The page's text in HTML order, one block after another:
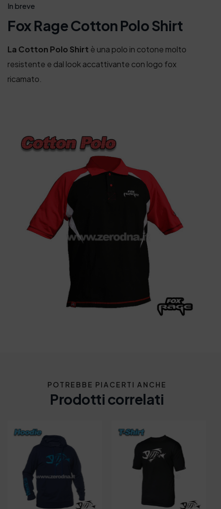
In breve
Fox Rage Cotton Polo Shirt
La Cotton Polo Shirt è una polo in cotone molto
resistente e dal look accattivante con logo fox
ricamato.
POTREBBE PIACERTI ANCHE
Prodotti correlati